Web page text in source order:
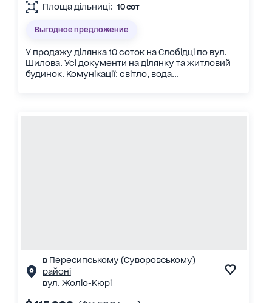
Площа дільниці: 10 сот
Выгодное предложение
У продажу ділянка 10 соток на Слобідці по вул.
Шилова. Усі документи на ділянку та житловий
будинок. Комунікації: світло, вода...
в Пересипському (Суворовському)
районі
вул. Жоліо-Кюрі